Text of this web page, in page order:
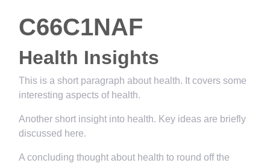
C66C1NAF
Health Insights
This is a short paragraph about health. It covers some
interesting aspects of health.
Another short insight into health. Key ideas are briefly
discussed here.
A concluding thought about health to round off the